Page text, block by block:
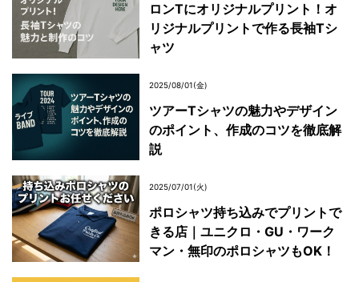
ロンTにオリジナルプリント！オ
リジナルプリントで作る長袖Tシ
ャツ
2025/08/01(金)
ツアーTシャツの魅力やデザイン
のポイント、作成のコツを徹底解
説
2025/07/01(火)
ポロシャツ持ち込みでプリントで
きる店｜ユニクロ・GU・ワーク
マン・無印のポロシャツもOK！